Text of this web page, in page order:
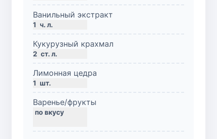
Ванильный экстракт
1 ч. л.
Кукурузный крахмал
2 ст. л.
Лимонная цедра
1 шт.
Варенье/фрукты